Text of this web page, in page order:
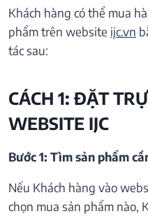
Khách hàng có thể mua
phẩm trên website ijc.vn
tác sau:
CÁCH 1: ĐẶT
WEBSITE IJC
Bước 1: Tìm sản phẩm
Nếu Khách hàng vào
chọn mua sản phẩm nào,